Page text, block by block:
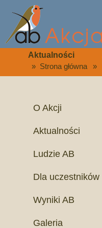
Aktualności
» Strona główna »
O Akcji
Aktualności
Ludzie AB
Dla uczestników
Wyniki AB
Galeria